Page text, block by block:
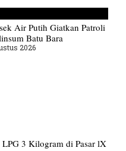
Air Putih Giatkan Patroli
Batu Bara
2026
LPG 3 Kilogram di Pasar lX